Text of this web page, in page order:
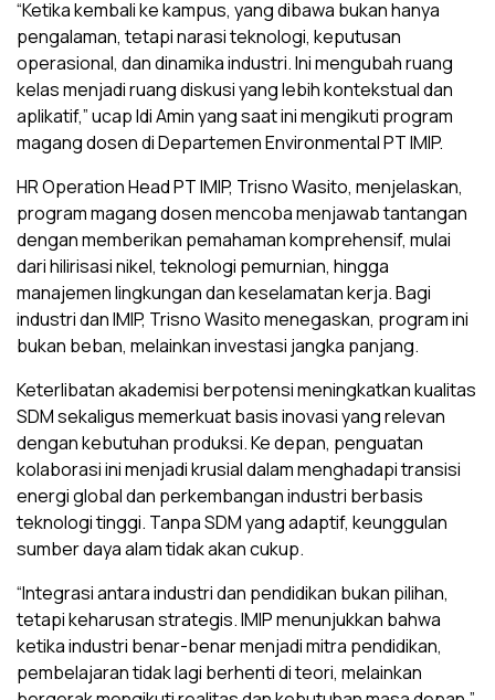
“Ketika kembali ke kampus, yang dibawa bukan hanya
pengalaman, tetapi narasi teknologi, keputusan
operasional, dan dinamika industri. Ini mengubah ruang
kelas menjadi ruang diskusi yang lebih kontekstual dan
aplikatif,” ucap Idi Amin yang saat ini mengikuti program
magang dosen di Departemen Environmental PT IMIP.
HR Operation Head PT IMIP, Trisno Wasito, menjelaskan,
program magang dosen mencoba menjawab tantangan
dengan memberikan pemahaman komprehensif, mulai
dari hilirisasi nikel, teknologi pemurnian, hingga
manajemen lingkungan dan keselamatan kerja. Bagi
industri dan IMIP, Trisno Wasito menegaskan, program ini
bukan beban, melainkan investasi jangka panjang.
Keterlibatan akademisi berpotensi meningkatkan kualitas
SDM sekaligus memerkuat basis inovasi yang relevan
dengan kebutuhan produksi. Ke depan, penguatan
kolaborasi ini menjadi krusial dalam menghadapi transisi
energi global dan perkembangan industri berbasis
teknologi tinggi. Tanpa SDM yang adaptif, keunggulan
sumber daya alam tidak akan cukup.
“Integrasi antara industri dan pendidikan bukan pilihan,
tetapi keharusan strategis. IMIP menunjukkan bahwa
ketika industri benar-benar menjadi mitra pendidikan,
pembelajaran tidak lagi berhenti di teori, melainkan